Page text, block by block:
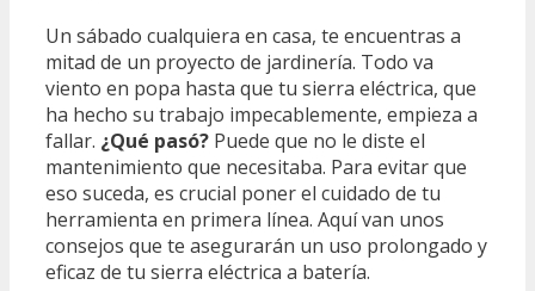
Un sábado cualquiera en casa, te encuentras a
mitad de un proyecto de jardinería. Todo va
viento en popa hasta que tu sierra eléctrica, que
ha hecho su trabajo impecablemente, empieza a
fallar. ¿Qué pasó? Puede que no le diste el
mantenimiento que necesitaba. Para evitar que
eso suceda, es crucial poner el cuidado de tu
herramienta en primera línea. Aquí van unos
consejos que te asegurarán un uso prolongado y
eficaz de tu sierra eléctrica a batería.